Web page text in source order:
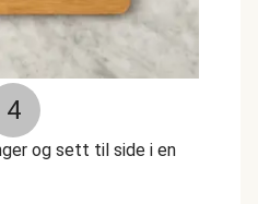
4
og sett til side i en